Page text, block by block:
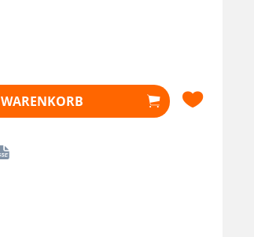
WARENKORB